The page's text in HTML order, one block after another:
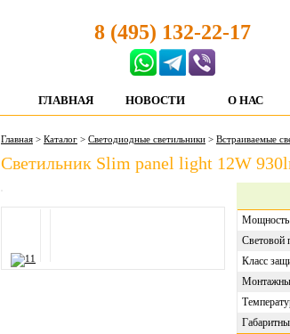
8 (495) 132-22-17
ГЛАВНАЯ НОВОСТИ О НАС
Главная > Каталог > Светодиодные светильники > Встраиваемые
Cветильник Slim panel light 12W
Мощность
Световой
Класс